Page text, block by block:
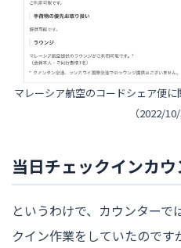
マレーシア航空のコードシェア便
（2022/
当日チェックインカ
というわけで、カウンター
クイン作業をしていたので